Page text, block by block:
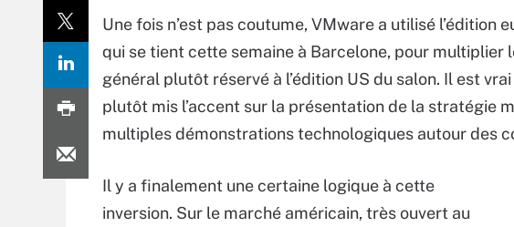
Une fois n’est pas coutume, VMware a utilisé l’édition
qui se tient cette semaine à Barcelone, pour multiplier
général plutôt réservé à l’édition US du salon. Il est
plutôt mis l’accent sur la présentation de la stratégie
multiples démonstrations technologiques autour des
Il y a finalement une certaine logique à cette
inversion. Sur le marché américain, très ouvert au